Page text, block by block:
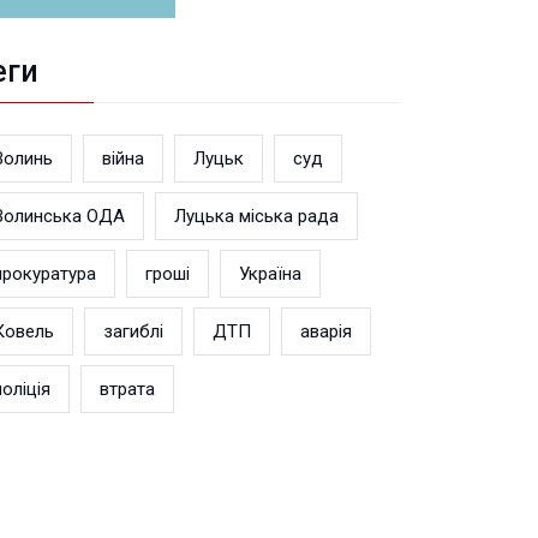
війна Луцьк суд
ОДА Луцька міська рада
гроші Україна
загиблі ДТП аварія
втрата